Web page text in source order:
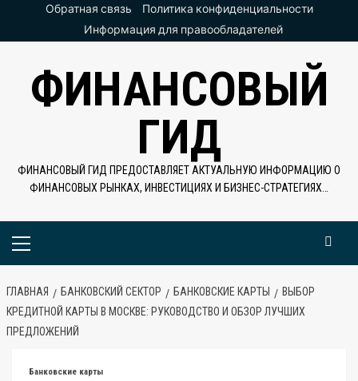
ПерейтиОбратная связь
Политика конфиденциальности
Информация для правообладателей
ФИНАНСОВЫЙ
ГИД
ФИНАНСОВЫЙ ГИД ПРЕДОСТАВЛЯЕТ АКТУАЛЬНУЮ ИНФОРМАЦИЮ О
ФИНАНСОВЫХ РЫНКАХ, ИНВЕСТИЦИЯХ И БИЗНЕС-СТРАТЕГИЯХ…
Основное
ГЛАВНАЯ БАНКОВСКИЙ СЕКТОР БАНКОВСКИЕ КАРТЫ
ВЫБОР
КРЕДИТНОЙ КАРТЫ В МОСКВЕ: РУКОВОДСТВО И ОБЗОР ЛУЧШИХ
ПРЕДЛОЖЕНИЙ
Банковские карты